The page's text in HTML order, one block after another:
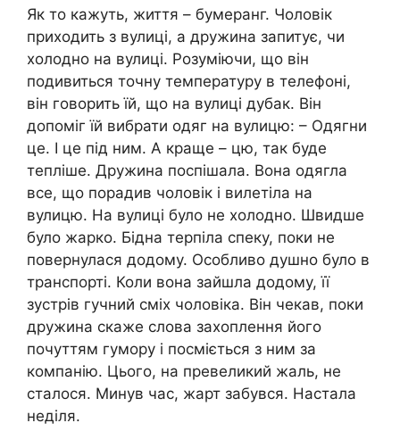
Як то кажуть, життя – бумеранг. Чоловік
приходить з вулиці, а дружина запитує, чи
холодно на вулиці. Розуміючи, що він
подивиться точну температуру в телефоні,
він говорить їй, що на вулиці дубак. Він
допоміг їй вибрати одяг на вулицю: – Одягни
це. І це під ним. А краще – цю, так буде
тепліше. Дружина поспішала. Вона одягла
все, що порадив чоловік і вилетіла на
вулицю. На вулиці було не холодно. Швидше
було жарко. Бідна терпіла спеку, поки не
повернулася додому. Особливо душно було в
транспорті. Коли вона зайшла додому, її
зустрів гучний сміх чоловіка. Він чекав, поки
дружина скаже слова захоплення його
почуттям гумору і посміється з ним за
компанію. Цього, на превеликий жаль, не
сталося. Минув час, жарт забувся. Настала
неділя.